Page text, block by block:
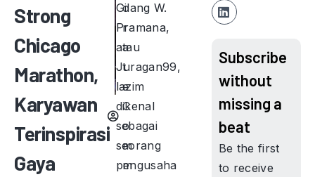
Strong
Chicago
Marathon,
Karyawan
Terinspirasi
Gaya
o
r
a
t
e
C
o
m
m
Gilang W.
Pramana,
atau
Juragan99,
lazim
dikenal
sebagai
seorang
pengusaha
Subscribe
without
missing a
beat
Be the first
to receive